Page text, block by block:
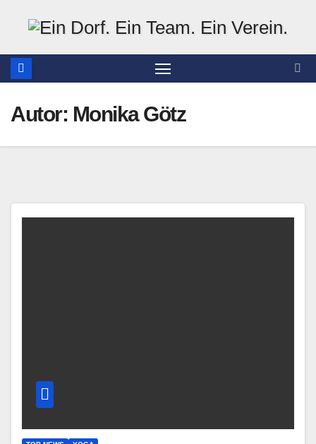
springen
Autor: Monika Götz